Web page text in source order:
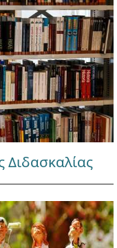
Διδασκαλίας